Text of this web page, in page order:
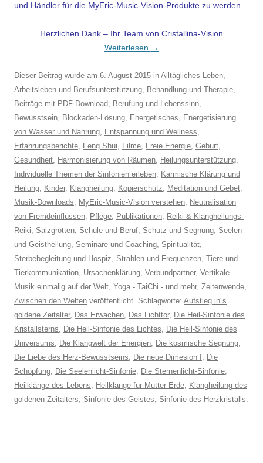
und Händler für die MyEric-Music-Vision-Produkte zu werden.
Herzlichen Dank – Ihr Team von Cristallina-Vision
Weiterlesen →
Dieser Beitrag wurde am 6. August 2015 in Alltägliches Leben,
Arbeitsleben und Berufsunterstützung, Behandlung und Therapie,
Beiträge mit PDF-Download, Berufung und Lebenssinn,
Bewusstsein, Blockaden-Lösung, Energetisches, Energetisierung
von Wasser und Nahrung, Entspannung und Wellness,
Erfahrungsberichte, Feng Shui, Filme, Freie Energie, Geburt,
Gesundheit, Harmonisierung von Räumen, Heilungsunterstützung,
Individuelle Themen der Sinfonien erleben, Karmische Klärung und
Heilung, Kinder, Klangheilung, Kopierschutz, Meditation und Gebet,
Musik-Downloads, MyEric-Music-Vision verstehen, Neutralisation
von Fremdeinflüssen, Pflege, Publikationen, Reiki & Klangheilungs-
Reiki, Salzgrotten, Schule und Beruf, Schutz und Segnung, Seelen-
und Geistheilung, Seminare und Coaching, Spiritualität,
Sterbebegleitung und Hospiz, Strahlen und Frequenzen, Tiere und
Tierkommunikation, Ursachenklärung, Verbundpartner, Vertikale
Musik einmalig auf der Welt, Yoga - TaiChi - und mehr, Zeitenwende,
Zwischen den Welten veröffentlicht. Schlagworte: Aufstieg in´s
goldene Zeitalter, Das Erwachen, Das Lichttor, Die Heil-Sinfonie des
Kristallsterns, Die Heil-Sinfonie des Lichtes, Die Heil-Sinfonie des
Universums, Die Klangwelt der Energien, Die kosmische Segnung,
Die Liebe des Herz-Bewusstseins, Die neue Dimesion I , Die
Schöpfung, Die Seelenlicht-Sinfonie, Die Sternenlicht-Sinfonie,
Heilklänge des Lebens, Heilklänge für Mutter Erde, Klangheilung des
goldenen Zeitalters, Sinfonie des Geistes, Sinfonie des Herzkristalls.